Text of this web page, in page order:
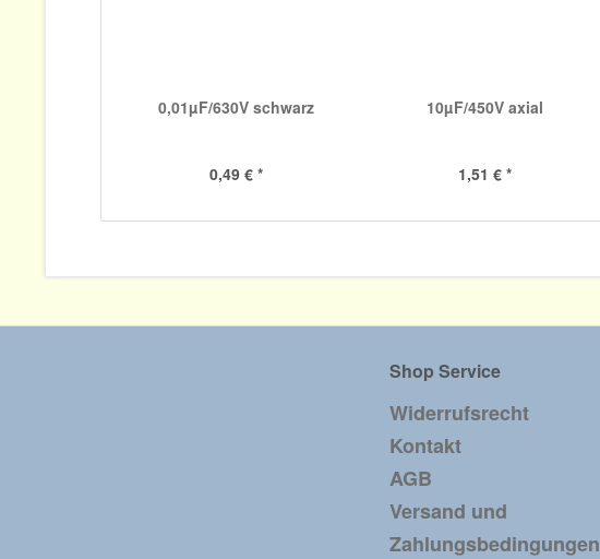
0,01µF/630V schwarz
0,49 € *
10µF/450V axial
1,51 € *
Shop Service
Widerrufsrecht
Kontakt
AGB
Versand und
Zahlungsbedingungen